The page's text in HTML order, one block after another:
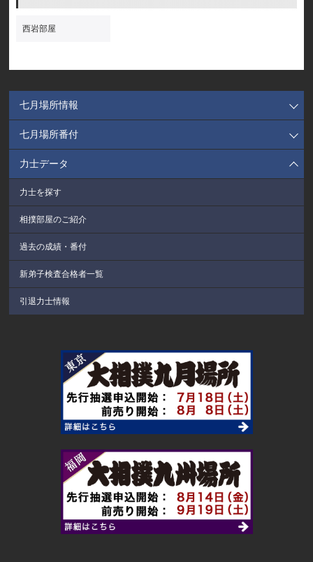
西岩部屋
七月場所情報
七月場所番付
力士データ
力士を探す
相撲部屋のご紹介
過去の成績・番付
新弟子検査合格者一覧
引退力士情報